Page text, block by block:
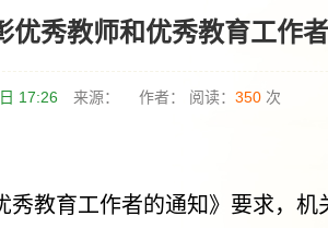
优秀教师和优秀教育工作
17:26 来源： 作者： 阅读： 350 次
教育工作者的通知》要求，机